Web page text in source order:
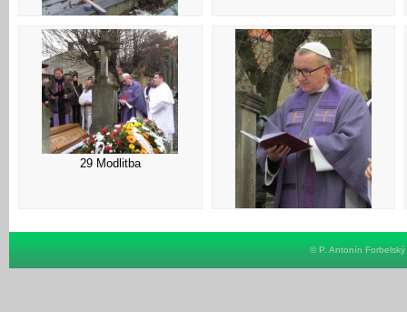
25 Hrob
29 Modlitba
30 Modlitba© P. Antonín